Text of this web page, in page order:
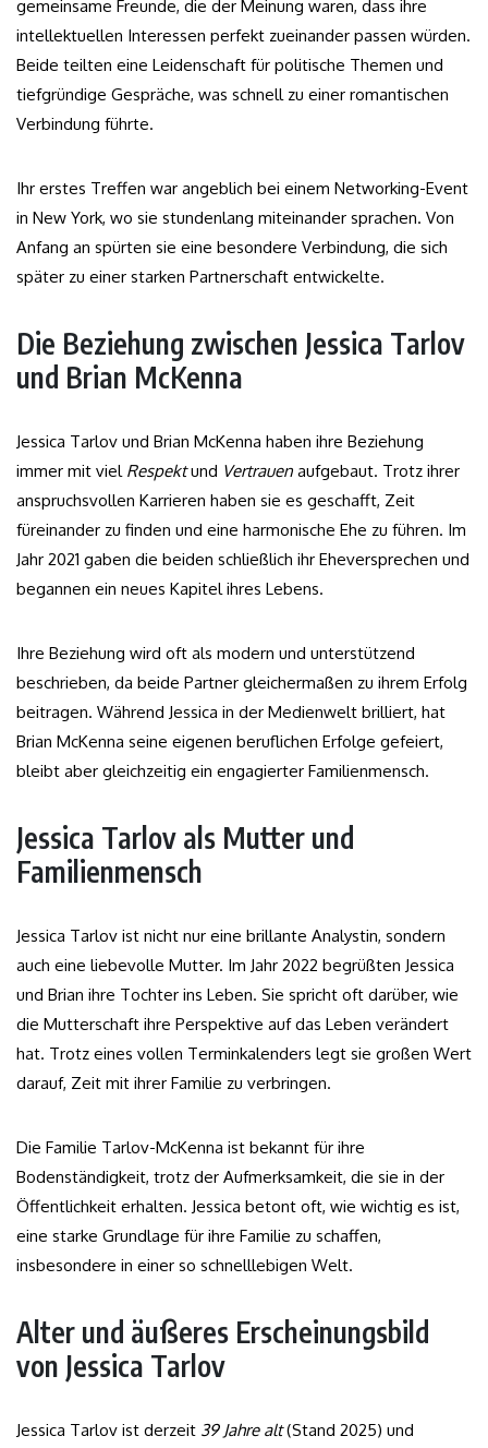
gemeinsame Freunde, die der Meinung waren, dass ihre
intellektuellen Interessen perfekt zueinander passen würden.
Beide teilten eine Leidenschaft für politische Themen und
tiefgründige Gespräche, was schnell zu einer romantischen
Verbindung führte.
Ihr erstes Treffen war angeblich bei einem Networking-Event
in New York, wo sie stundenlang miteinander sprachen. Von
Anfang an spürten sie eine besondere Verbindung, die sich
später zu einer starken Partnerschaft entwickelte.
Die Beziehung zwischen Jessica Tarlov
und Brian McKenna
Jessica Tarlov und Brian McKenna haben ihre Beziehung
immer mit viel Respektund Vertrauen aufgebaut. Trotz ihrer
anspruchsvollen Karrieren haben sie es geschafft, Zeit
füreinander zu finden und eine harmonische Ehe zu führen. Im
Jahr 2021 gaben die beiden schließlich ihr Eheversprechen und
begannen ein neues Kapitel ihres Lebens.
Ihre Beziehung wird oft als modern und unterstützend
beschrieben, da beide Partner gleichermaßen zu ihrem Erfolg
beitragen. Während Jessica in der Medienwelt brilliert, hat
Brian McKenna seine eigenen beruflichen Erfolge gefeiert,
bleibt aber gleichzeitig ein engagierter Familienmensch.
Jessica Tarlov als Mutter und
Familienmensch
Jessica Tarlov ist nicht nur eine brillante Analystin, sondern
auch eine liebevolle Mutter. Im Jahr 2022 begrüßten Jessica
und Brian ihre Tochter ins Leben. Sie spricht oft darüber, wie
die Mutterschaft ihre Perspektive auf das Leben verändert
hat. Trotz eines vollen Terminkalenders legt sie großen Wert
darauf, Zeit mit ihrer Familie zu verbringen.
Die Familie Tarlov-McKenna ist bekannt für ihre
Bodenständigkeit, trotz der Aufmerksamkeit, die sie in der
Öffentlichkeit erhalten. Jessica betont oft, wie wichtig es ist,
eine starke Grundlage für ihre Familie zu schaffen,
insbesondere in einer so schnelllebigen Welt.
Alter und äußeres Erscheinungsbild
von Jessica Tarlov
Jessica Tarlov ist derzeit 39 Jahre alt(Stand 2025) und